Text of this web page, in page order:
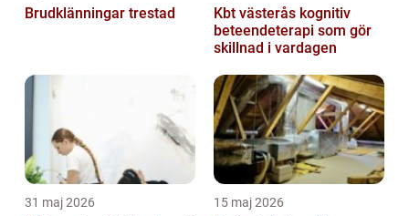
Brudklänningar trestad
Kbt västerås kognitiv
beteendeterapi som gör
skillnad i vardagen
31 maj 2026 15 maj 2026